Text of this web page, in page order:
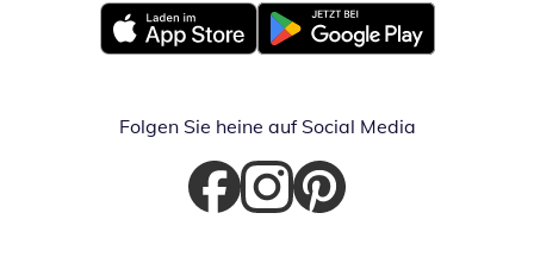
Öffnet in neuem FensterÖffnet in neuem Fenster
Folgen Sie heine auf Social Media
Öffnet in neuem Fenster
Öffnet in neuem Fenster
Öffnet in neuem Fenster